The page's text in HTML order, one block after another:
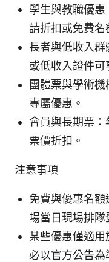
學生與教職優
請折扣或免費名
長者與低收入
或低收入證件可
團體票與學術
專屬優惠。
會員與長期票：
票價折扣。
注意事項
免費與優惠名額
場當日現場排隊
某些優惠僅適
必以官方公告為